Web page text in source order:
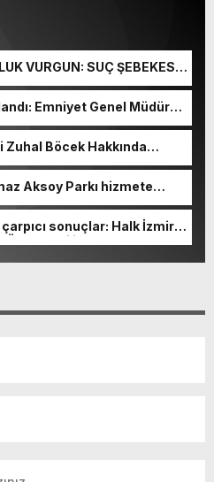
VURGUN: SUÇ ŞEBEKESİ
Emniyet Genel Müdürü
Böcek Hakkında
Aksoy Parkı hizmete
sonuçlar: Halk İzmirli
Eşki ilk sırada